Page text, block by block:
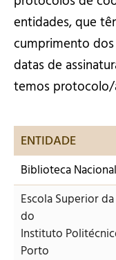
entidades, que
cumprimento dos
datas de
temos
ENTIDADE
Biblioteca Nacional
Escola Superior
do
Instituto
Porto